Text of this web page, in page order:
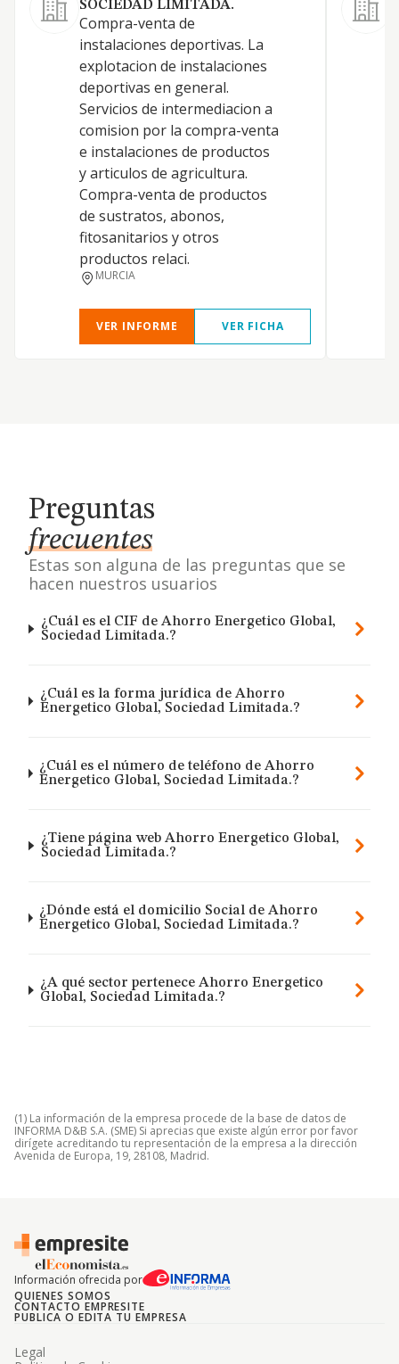
SOCIEDAD LIMITADA.
Compra-venta de
instalaciones deportivas. La
explotacion de instalaciones
deportivas en general.
Servicios de intermediacion a
comision por la compra-venta
e instalaciones de productos
y articulos de agricultura.
Compra-venta de productos
de sustratos, abonos,
fitosanitarios y otros
productos relaci.
MURCIA
VER INFORME VER FICHA
Preguntas
frecuentes
Estas son alguna de las preguntas que se
hacen nuestros usuarios
¿Cuál es el CIF de Ahorro Energetico Global,
Sociedad Limitada.?
¿Cuál es la forma jurídica de Ahorro
Energetico Global, Sociedad Limitada.?
¿Cuál es el número de teléfono de Ahorro
Energetico Global, Sociedad Limitada.?
¿Tiene página web Ahorro Energetico Global,
Sociedad Limitada.?
¿Dónde está el domicilio Social de Ahorro
Energetico Global, Sociedad Limitada.?
¿A qué sector pertenece Ahorro Energetico
Global, Sociedad Limitada.?
(1) La información de la empresa procede de la base de datos de
INFORMA D&B S.A. (SME) Si aprecias que existe algún error por favor
dirígete acreditando tu representación de la empresa a la dirección
Avenida de Europa, 19, 28108, Madrid.
Información ofrecida por
QUIENES SOMOS
CONTACTO EMPRESITE
PUBLICA O EDITA TU EMPRESA
Legal